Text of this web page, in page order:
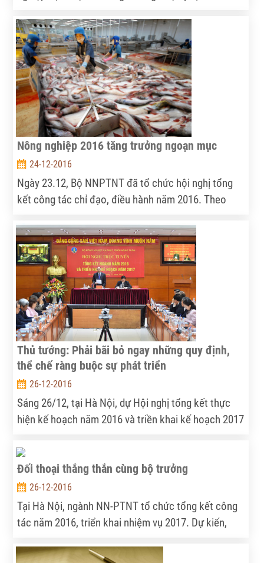
lục 32,1 tỷ USD, tăng hơn 6% so với 2015; vấn đề an
toàn thực phẩm có sự chuyển biến căn bản, rõ nét,
được cả hệ thống chính trị, xã hội đánh giá cao.
Nông nghiệp 2016 tăng trưởng ngoạn mục
24-12-2016
Ngày 23.12, Bộ NNPTNT đã tổ chức hội nghị tổng
kết công tác chỉ đạo, điều hành năm 2016. Theo
ảnh hưởng của hiện tượng hạn hán 6 tháng đầu năm,
dẫn tới tăng trưởng âm, song trong 6 tháng cuối
năm, ngành nông nghiệp đã lấy lại đà tăng trưởng
ngoạn mục đạt 1,2%; tổng kim ngạch toàn ngành
nông, lâm, thủy sản lần đầu tiên cán mốc trên 32 tỷ
USD.
Thủ tướng: Phải bãi bỏ ngay những quy định,
thể chế ràng buộc sự phát triển
26-12-2016
Sáng 26/12, tại Hà Nội, dự Hội nghị tổng kết thực
hiện kế hoạch năm 2016 và triền khai kế hoạch 2017
nêu rõ, phải bãi bỏ ngay những quy định, thể chế
ràng buộc sự phát triển, “đừng để các thể chế đó
bắt chúng ta phải chạy theo, phải sợ một cách vô
lý”.
Đối thoại thắng thắn cùng bộ trưởng
26-12-2016
Tại Hà Nội, ngành NN-PTNT tổ chức tổng kết công
tác năm 2016, triển khai nhiệm vụ 2017. Dự kiến,
đạo hội nghị.